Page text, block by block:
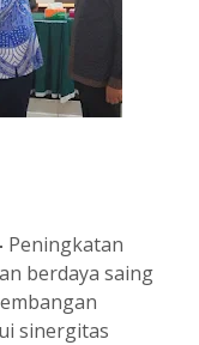
Peningkatan
berdaya saing
sinergitas